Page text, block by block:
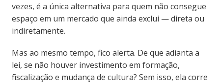
vezes, é a única alternativa para quem não consegue
espaço em um mercado que ainda exclui — direta ou
indiretamente.
Mas ao mesmo tempo, fico alerta. De que adianta a
lei, se não houver investimento em formação,
fiscalização e mudança de cultura? Sem isso, ela corre